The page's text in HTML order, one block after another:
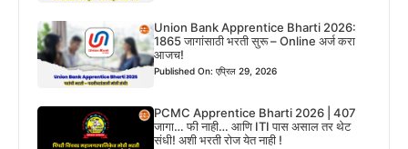
Union Bank Apprentice Bharti 2026:
1865 जागांसाठी भरती सुरू – Online अर्ज करा
आजच!
Published On: एप्रिल 29, 2026
PCMC Apprentice Bharti 2026 | 407
जागा… फी नाही… आणि ITI पास असाल तर थेट
संधी! अशी भरती रोज येत नाही !